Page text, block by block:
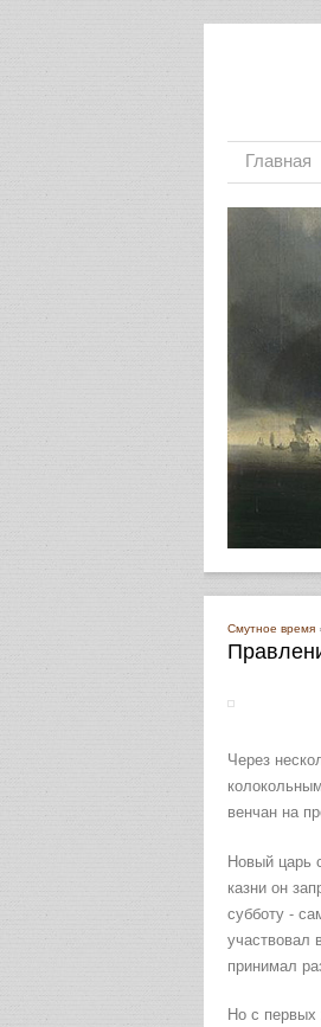
Главная
Смутное время
Через
венчан на
Новый царь
казни он
субботу -
участвовал
принимал
Но с первых